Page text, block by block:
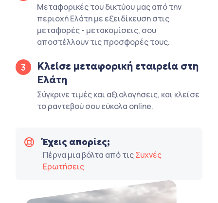
Μεταφορικές του δικτύου μας από την
περιοχή Ελάτη με εξειδίκευση στις
μεταφορές - μετακομίσεις, σου
αποστέλλουν τις προσφορές τους.
3
Κλείσε μεταφορική εταιρεία στη
Ελάτη
Σύγκρινε τιμές και αξιολογήσεις, και κλείσε
το ραντεβού σου εύκολα online.
Έχεις απορίες;
Πέρνα μια βόλτα από τιςΣυχνές
Ερωτήσεις